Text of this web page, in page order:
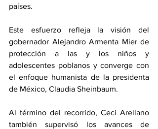
países.
Este esfuerzo refleja la visión del
gobernador Alejandro Armenta Mier de
protección a las y los niños y
adolescentes poblanos y converge con
el enfoque humanista de la presidenta
de México, Claudia Sheinbaum.
Al término del recorrido, Ceci Arellano
también supervisó los avances de